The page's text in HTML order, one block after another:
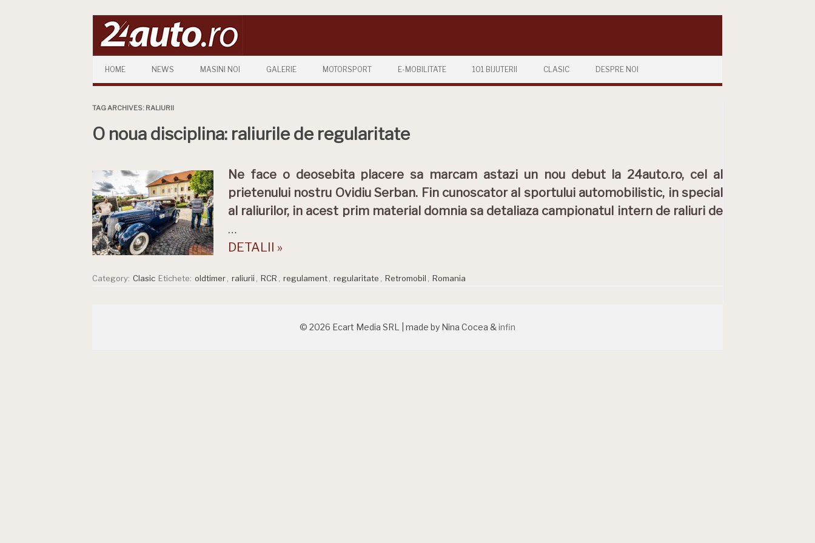
HOME NEWS MASINI NOI GALERIE MOTORSPORT E-MOBILITATE 101 BIJUTERII CLASIC DESPRE NOI
TAG ARCHIVES: RALIURII
O noua disciplina: raliurile de regularitate
Ne face o deosebita placere sa marcam astazi un nou debut la 24auto.ro, cel al
prietenului nostru Ovidiu Serban. Fin cunoscator al sportului automobilistic, in special
al raliurilor, in acest prim material domnia sa detaliaza campionatul intern de raliuri de
…
DETALII »
Category: Clasic Etichete: oldtimer raliurii RCR regulament regularitate Retromobil Romania
© 2026 Ecart Media SRL | made by Nina Cocea &infin